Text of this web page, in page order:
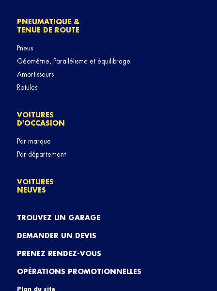
PNEUMATIQUE &
TENUE DE ROUTE
Pneus
Géométrie, Parallélisme et équilibrage
Amortisseurs
Rotules
VOITURES
D'OCCASION
Par marque
Par département
VOITURES
NEUVES
TROUVEZ UN GARAGE
DEMANDER UN DEVIS
PRENEZ RENDEZ-VOUS
OPÉRATIONS PROMOTIONNELLES
Plan du site